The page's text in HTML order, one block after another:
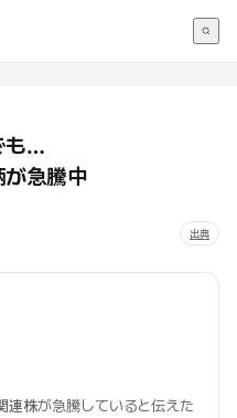
も…
急騰中
出典
連株が急騰していると伝えた